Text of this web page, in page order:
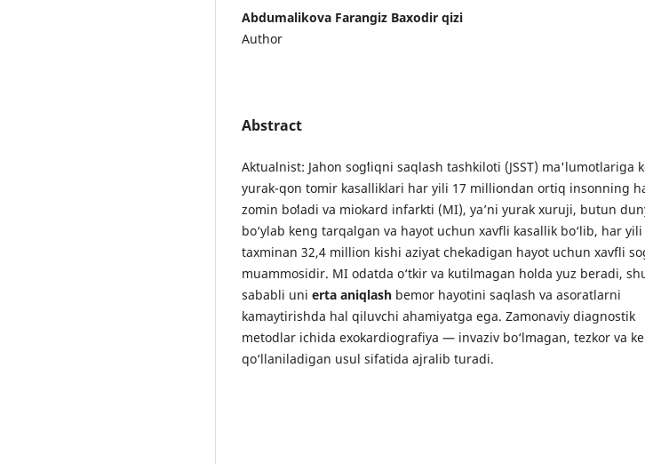
Abdumalikova Farangiz Baxodir qizi
Author
Abstract
Aktualnist: Jahon sogʻliqni saqlash tashkiloti (JSST) ma'lumotlariga
yurak-qon tomir kasalliklari har yili 17 milliondan ortiq insonning
zomin boʻladi va miokard infarkti (MI), ya’ni yurak xuruji, butun
bo‘ylab keng tarqalgan va hayot uchun xavfli kasallik bo‘lib, har yili
taxminan 32,4 million kishi aziyat chekadigan hayot uchun xavfli
muammosidir. MI odatda o‘tkir va kutilmagan holda yuz beradi,
sababli uni erta aniqlash bemor hayotini saqlash va asoratlarni
kamaytirishda hal qiluvchi ahamiyatga ega. Zamonaviy diagnostik
metodlar ichida exokardiografiya — invaziv bo‘lmagan, tezkor va
qo‘llaniladigan usul sifatida ajralib turadi.